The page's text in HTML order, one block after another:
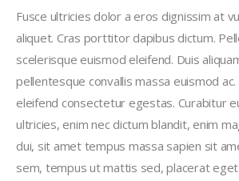
Fusce ultricies dolor a eros dignissim at
aliquet. Cras porttitor dapibus dictum.
scelerisque euismod eleifend. Duis
pellentesque convallis massa euismod
eleifend consectetur egestas. Curabitur
ultricies, enim nec dictum blandit, enim
dui, sit amet tempus massa sapien sit
sem, tempus ut mattis sed, placerat eget